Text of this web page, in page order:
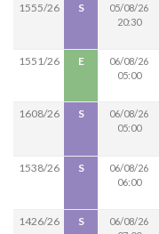
1555/26 S
05/08/26
20:30
1551/26 E
06/08/26
05:00
1608/26 S
06/08/26
05:00
1538/26 S
06/08/26
06:00
1426/26 S
06/08/26